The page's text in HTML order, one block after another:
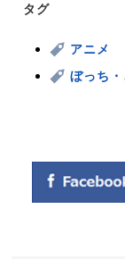
タグ
アニメ
ぼっち・